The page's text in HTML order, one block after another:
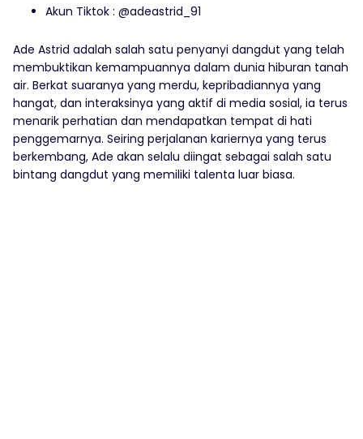
Akun Tiktok : @adeastrid_91
Ade Astrid adalah salah satu penyanyi dangdut yang telah
membuktikan kemampuannya dalam dunia hiburan tanah
air. Berkat suaranya yang merdu, kepribadiannya yang
hangat, dan interaksinya yang aktif di media sosial, ia terus
menarik perhatian dan mendapatkan tempat di hati
penggemarnya. Seiring perjalanan kariernya yang terus
berkembang, Ade akan selalu diingat sebagai salah satu
bintang dangdut yang memiliki talenta luar biasa.